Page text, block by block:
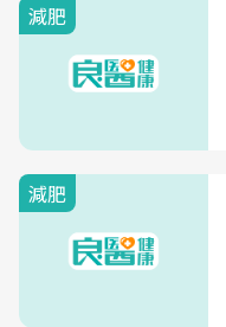
減肥
減肥